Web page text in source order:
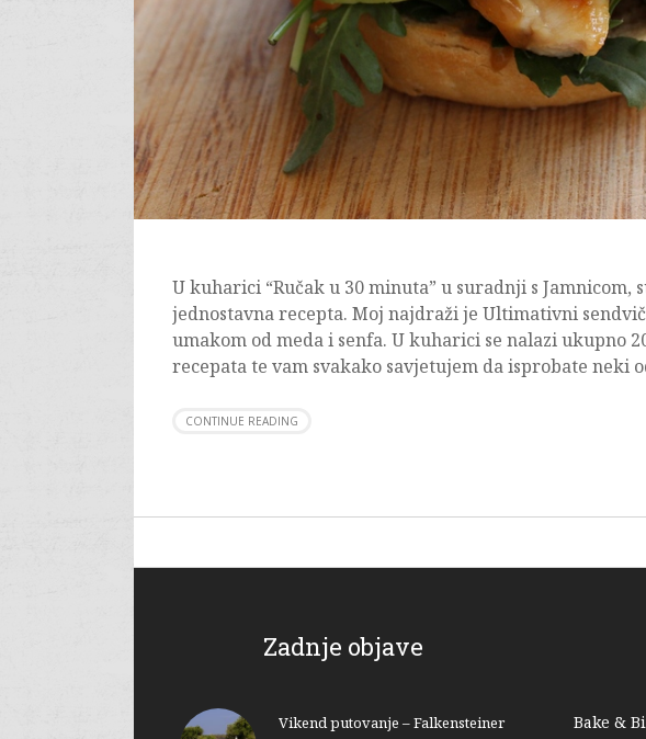
U kuharici “Ručak u 30 minuta” u suradnji s Jamnicom,
jednostavna recepta. Moj najdraži je Ultimativni
umakom od meda i senfa. U kuharici se nalazi ukupno
recepata te vam svakako savjetujem da isprobate neki
CONTINUE READING
Zadnje objave
Vikend putovanje – Falkensteiner
Bake &